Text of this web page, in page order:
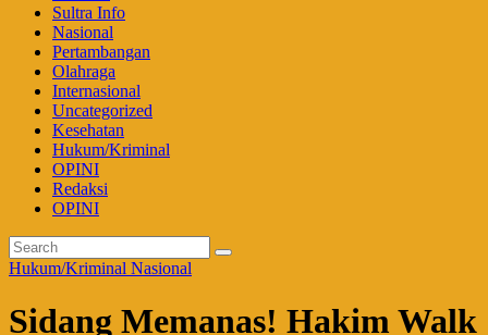
Sultra Info
Nasional
Pertambangan
Olahraga
Internasional
Uncategorized
Kesehatan
Hukum/Kriminal
OPINI
Redaksi
OPINI
Hukum/Kriminal Nasional
Sidang Memanas! Hakim Walk